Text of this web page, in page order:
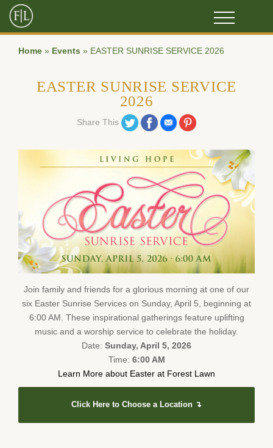
Home » Events » EASTER SUNRISE SERVICE 2026
EASTER SUNRISE SERVICE
2026
Share This Share on Twitter
Share on Facebook
Share on Email
Share on Pinterest
Join family and friends for a glorious morning at one of our
six Easter Sunrise Services on Sunday, April 5, beginning at
6:00 AM. These inspirational gatherings feature uplifting
music and a worship service to celebrate the holiday.
Date: Sunday, April 5, 2026
Time: 6:00 AM
Learn More about Easter at Forest Lawn
Click Here to Choose a Location ↴